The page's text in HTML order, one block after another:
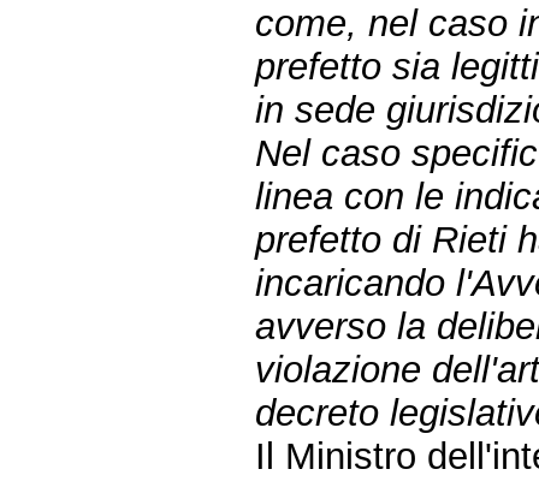
come, nel caso
prefetto sia
in sede
Nel caso
linea con le
prefetto di Rieti
incaricando
avverso la
violazione
decreto
Il Ministro